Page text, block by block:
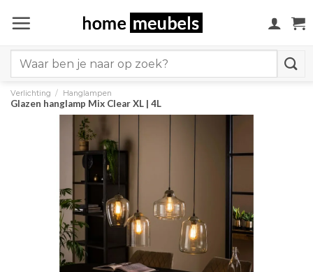
naar
for:
Verlichting / Hanglampen
Glazen hanglamp Mix Clear XL | 4L